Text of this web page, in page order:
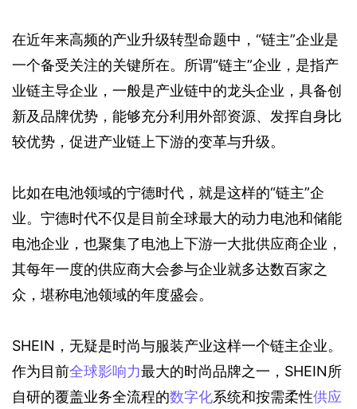
在近年来高频的产业升级转型命题中，“链主”企业是
一个备受关注的关键所在。所谓“链主”企业，是指产
业链主导企业，一般是产业链中的龙头企业，具备创
新及品牌优势，能够充分利用外部资源、发挥自身比
较优势，促进产业链上下游的变革与升级。
比如在电池领域的宁德时代，就是这样的“链主”企
业。宁德时代不仅是目前全球最大的动力电池和储能
电池企业，也聚集了电池上下游一大批供应商企业，
其每年一度的供应商大会参与企业就多达数百家之
众，堪称电池领域的年度盛会。
SHEIN，无疑是时尚与服装产业这样一个链主企业。
作为目前全球影响力最大的时尚品牌之一，SHEIN所
自研的覆盖业务全流程的数字化系统和按需柔性供应